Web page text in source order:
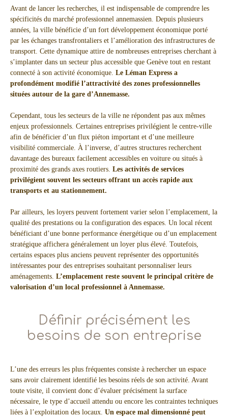
Avant de lancer les recherches, il est indispensable de comprendre les
spécificités du marché professionnel annemassien. Depuis plusieurs
années, la ville bénéficie d’un fort développement économique porté
par les échanges transfrontaliers et l’amélioration des infrastructures de
transport. Cette dynamique attire de nombreuses entreprises cherchant à
s’implanter dans un secteur plus accessible que Genève tout en restant
connecté à son activité économique. Le Léman Express a
profondément modifié l’attractivité des zones professionnelles
situées autour de la gare d’Annemasse.
Cependant, tous les secteurs de la ville ne répondent pas aux mêmes
enjeux professionnels. Certaines entreprises privilégient le centre-ville
afin de bénéficier d’un flux piéton important et d’une meilleure
visibilité commerciale. À l’inverse, d’autres structures recherchent
davantage des bureaux facilement accessibles en voiture ou situés à
proximité des grands axes routiers. Les activités de services
privilégient souvent les secteurs offrant un accès rapide aux
transports et au stationnement.
Par ailleurs, les loyers peuvent fortement varier selon l’emplacement, la
qualité des prestations ou la configuration des espaces. Un local récent
bénéficiant d’une bonne performance énergétique ou d’un emplacement
stratégique affichera généralement un loyer plus élevé. Toutefois,
certains espaces plus anciens peuvent représenter des opportunités
intéressantes pour des entreprises souhaitant personnaliser leurs
aménagements. L’emplacement reste souvent le principal critère de
valorisation d’un local professionnel à Annemasse.
Définir précisément les
besoins de son entreprise
L’une des erreurs les plus fréquentes consiste à rechercher un espace
sans avoir clairement identifié les besoins réels de son activité. Avant
toute visite, il convient donc d’évaluer précisément la surface
nécessaire, le type d’accueil attendu ou encore les contraintes techniques
liées à l’exploitation des locaux. Un espace mal dimensionné peut